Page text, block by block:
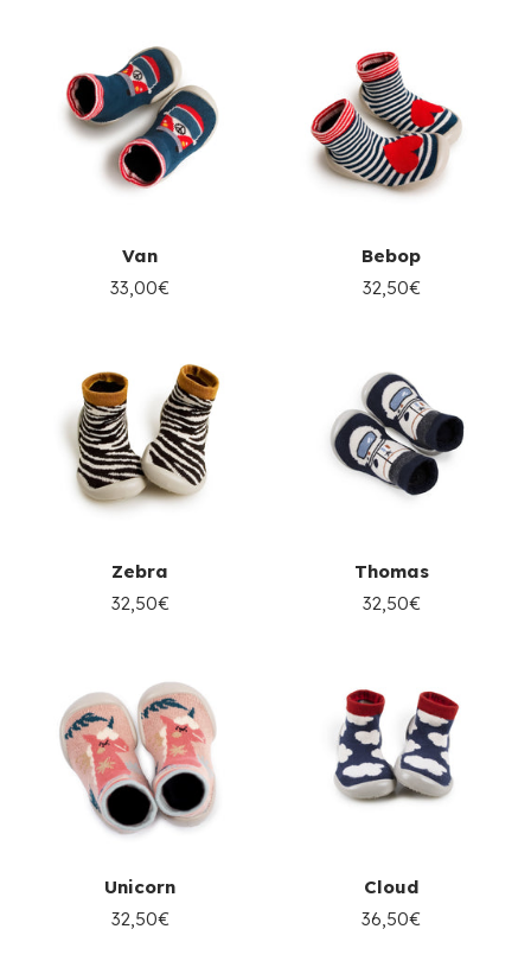
Van
33,00€
Bebop
32,50€
Zebra
32,50€
Thomas
32,50€
Unicorn
32,50€
Cloud
36,50€